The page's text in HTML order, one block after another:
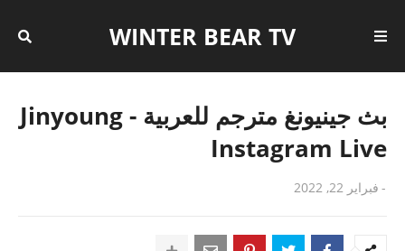
WINTER BEAR TV
بث جينيونغ مترجم للعربية - Jinyoung
Instagram Live
- فبراير 22, 2022